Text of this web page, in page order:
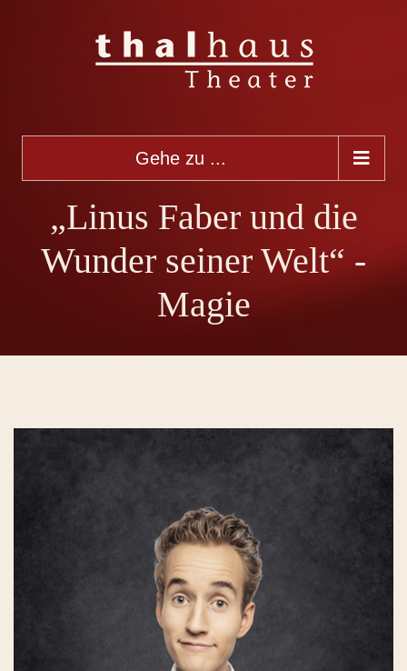
Gehe zu ...
„Linus Faber und die
Wunder seiner Welt“ -
Magie